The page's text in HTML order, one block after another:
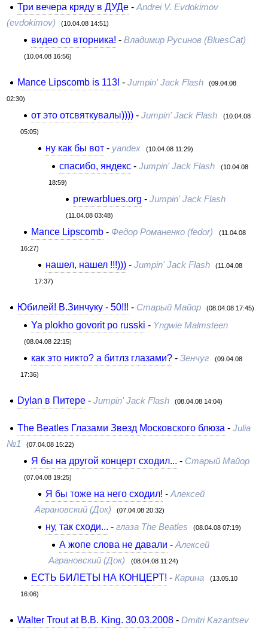
Три вечера кряду в ДУДе- Andrei V. Evdokimov
(evdokimov)
(10.04.08 14:51)
видео со вторника! -Владимир Русинов (BluesCat)
(10.04.08 16:56)
Mance Lipscomb is 113! - Jumpin' Jack Flash (09.04.08
02:30)
от это отсвяткувалы)))) -Jumpin' Jack Flash (10.04.08
05:05)
ну как бы вот- yandex (10.04.08 11:29)
спасибо, яндекс- Jumpin' Jack Flash (10.04.08
18:59)
prewarblues.org -Jumpin' Jack Flash
(11.04.08 03:48)
Mance Lipscomb - Федор Романенко (fedor) (11.04.08
16:27)
нашел, нашел !!!)))- Jumpin' Jack Flash (11.04.08
17:37)
Юбилей! В.Зинчуку - 50!!! - Старый Майор (08.04.08 17:45)
Ya plokho govorit po russki - Yngwie Malmsteen
(08.04.08 22:15)
как это никто? а битлз глазами? -Зенчуг (09.04.08
17:36)
Dylan в Питере- Jumpin' Jack Flash (08.04.08 14:04)
The Beatles Глазами Звезд Московского блюза - Julia
№1
(07.04.08 15:22)
Я бы на другой концерт сходил... - Старый Майор
(07.04.08 19:25)
Я бы тоже на него сходил! - Алексей
Аграновский (Док)
(07.04.08 20:32)
ну, так сходи... - глаза The Beatles (08.04.08 07:19)
А жопе слова не давали - Алексей
Аграновский (Док)
(08.04.08 11:24)
ЕСТЬ БИЛЕТЫ НА КОНЦЕРТ! -Карина (13.05.10
16:06)
Walter Trout at B.B. King. 30.03.2008- Dmitri Kazantsev